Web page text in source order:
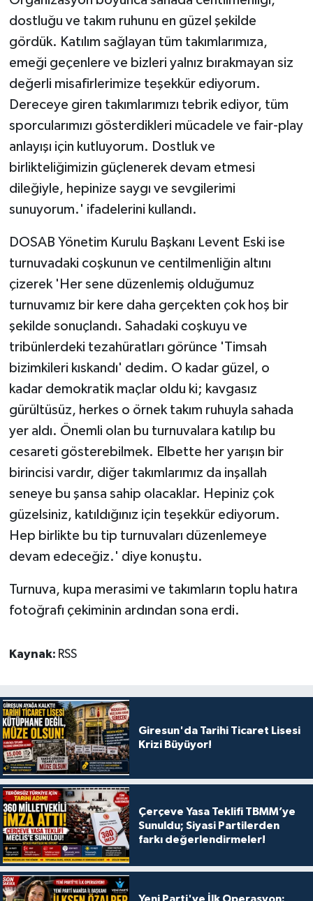
dostluğu ve takım ruhunu en güzel şekilde
gördük. Katılım sağlayan tüm takımlarımıza,
emeği geçenlere ve bizleri yalnız bırakmayan siz
değerli misafirlerimize teşekkür ediyorum.
Dereceye giren takımlarımızı tebrik ediyor, tüm
sporcularımızı gösterdikleri mücadele ve fair-play
anlayışı için kutluyorum. Dostluk ve
birlikteliğimizin güçlenerek devam etmesi
dileğiyle, hepinize saygı ve sevgilerimi
sunuyorum.' ifadelerini kullandı.
DOSAB Yönetim Kurulu Başkanı Levent Eski ise
turnuvadaki coşkunun ve centilmenliğin altını
çizerek 'Her sene düzenlemiş olduğumuz
turnuvamız bir kere daha gerçekten çok hoş bir
şekilde sonuçlandı. Sahadaki coşkuyu ve
tribünlerdeki tezahüratları görünce 'Timsah
bizimkileri kıskandı' dedim. O kadar güzel, o
kadar demokratik maçlar oldu ki; kavgasız
gürültüsüz, herkes o örnek takım ruhuyla sahada
yer aldı. Önemli olan bu turnuvalara katılıp bu
cesareti gösterebilmek. Elbette her yarışın bir
birincisi vardır, diğer takımlarımız da inşallah
seneye bu şansa sahip olacaklar. Hepiniz çok
güzelsiniz, katıldığınız için teşekkür ediyorum.
Hep birlikte bu tip turnuvaları düzenlemeye
devam edeceğiz.' diye konuştu.
Turnuva, kupa merasimi ve takımların toplu hatıra
fotoğrafı çekiminin ardından sona erdi.
Kaynak: RSS
Giresun'da Tarihi Ticaret Lisesi
Krizi Büyüyor!
Çerçeve Yasa Teklifi TBMM’ye
Sunuldu; Siyasi Partilerden
farkı değerlendirmeler!